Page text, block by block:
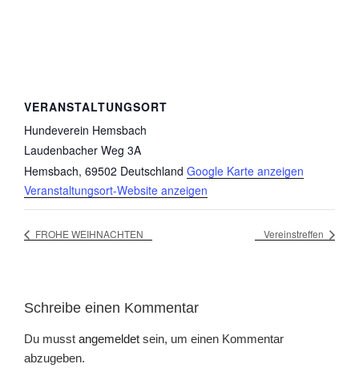
VERANSTALTUNGSORT
Hundeverein Hemsbach
Laudenbacher Weg 3A
Hemsbach, 69502 Deutschland Google Karte anzeigen
Veranstaltungsort-Website anzeigen
FROHE WEIHNACHTEN Vereinstreffen
Schreibe einen Kommentar
Du musst angemeldet sein, um einen Kommentar
abzugeben.